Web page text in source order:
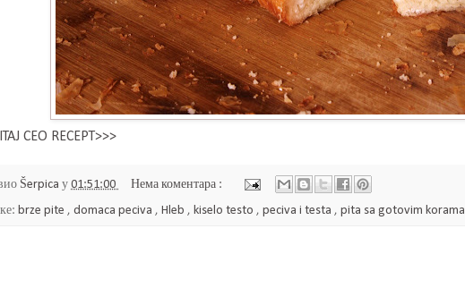
CEO RECEPT>>>
Šerpica у 01:51:00
Нема коментара :
brze pite , domaca peciva , Hleb , kiselo testo , peciva i testa , pita sa gotovim korama